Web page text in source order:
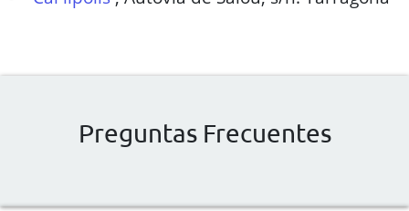
Preguntas Frecuentes